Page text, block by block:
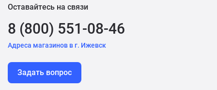
Оставайтесь на связи
8 (800) 551-08-46
Адреса магазинов в г. Ижевск
Задать вопрос